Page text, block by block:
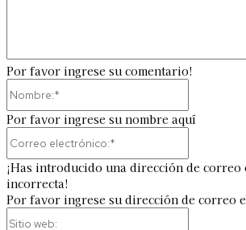
Por favor ingrese su comentario!
Por favor ingrese su nombre aquí
¡Has introducido una dirección de correo
incorrecta!
Por favor ingrese su dirección de correo